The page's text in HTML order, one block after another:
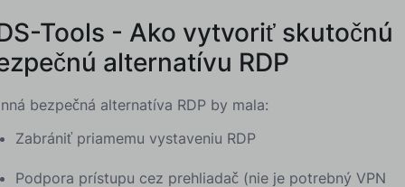
Tools - Ako vytvoriť skutočnú
alternatívu RDP
bezpečná alternatíva RDP by mala:
Zabrániť priamemu vystaveniu RDP
Podpora prístupu cez prehliadač (nie je potrebný VPN